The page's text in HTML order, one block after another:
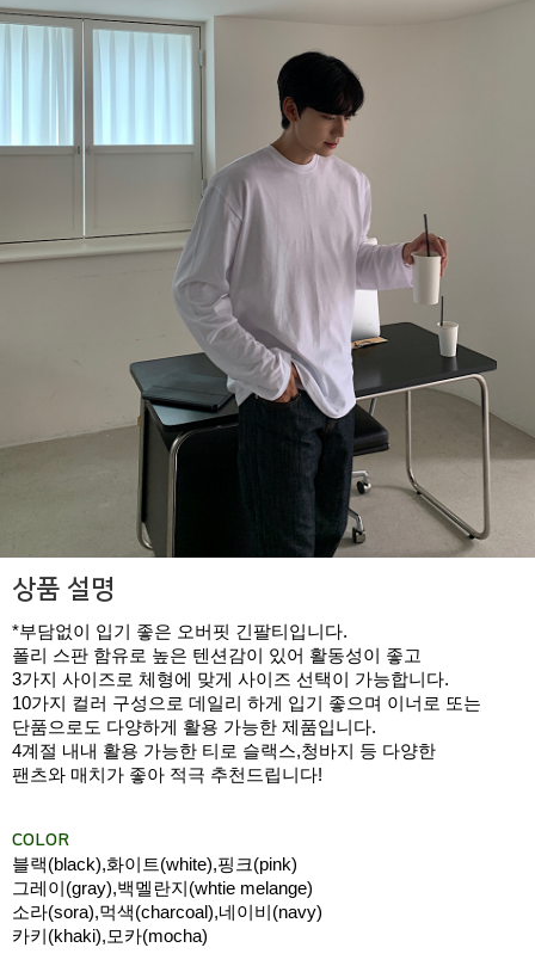
상품 설명
*부담없이 입기 좋은 오버핏 긴팔티입니다.
폴리 스판 함유로 높은 텐션감이 있어 활동성이 좋고
3가지 사이즈로 체형에 맞게 사이즈 선택이 가능합니다.
10가지 컬러 구성으로 데일리 하게 입기 좋으며 이너로 또는
단품으로도 다양하게 활용 가능한 제품입니다.
4계절 내내 활용 가능한 티로 슬랙스,청바지 등 다양한
팬츠와 매치가 좋아 적극 추천드립니다!
COLOR
블랙(black),화이트(white),핑크(pink)
그레이(gray),백멜란지(whtie melange)
소라(sora),먹색(charcoal),네이비(navy)
카키(khaki),모카(mocha)